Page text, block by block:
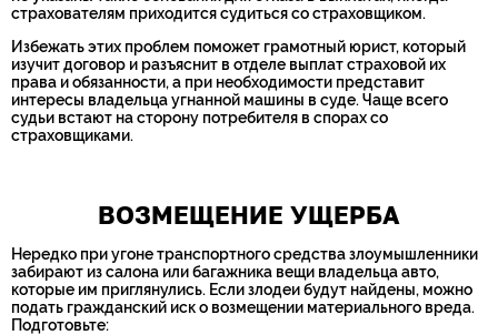
страхователям приходится судиться со страховщиком.
Избежать этих проблем поможет грамотный юрист, который
изучит договор и разъяснит в отделе выплат страховой их
права и обязанности, а при необходимости представит
интересы владельца угнанной машины в суде. Чаще всего
судьи встают на сторону потребителя в спорах со
страховщиками.
ВОЗМЕЩЕНИЕ УЩЕРБА
Нередко при угоне транспортного средства злоумышленники
забирают из салона или багажника вещи владельца авто,
которые им приглянулись. Если злодеи будут найдены, можно
подать гражданский иск о возмещении материального вреда.
Подготовьте: